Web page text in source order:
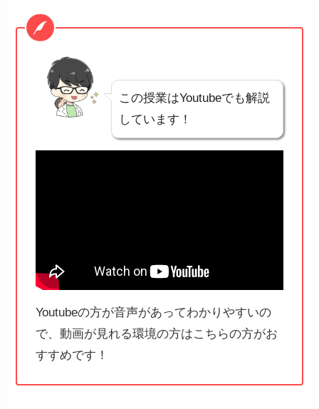
この授業はYoutubeでも解説
しています！
Youtubeの方が音声があってわかりやすいの
で、動画が見れる環境の方はこちらの方がお
すすめです！